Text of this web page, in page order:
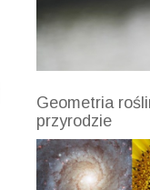
Geometria
przyrodzie